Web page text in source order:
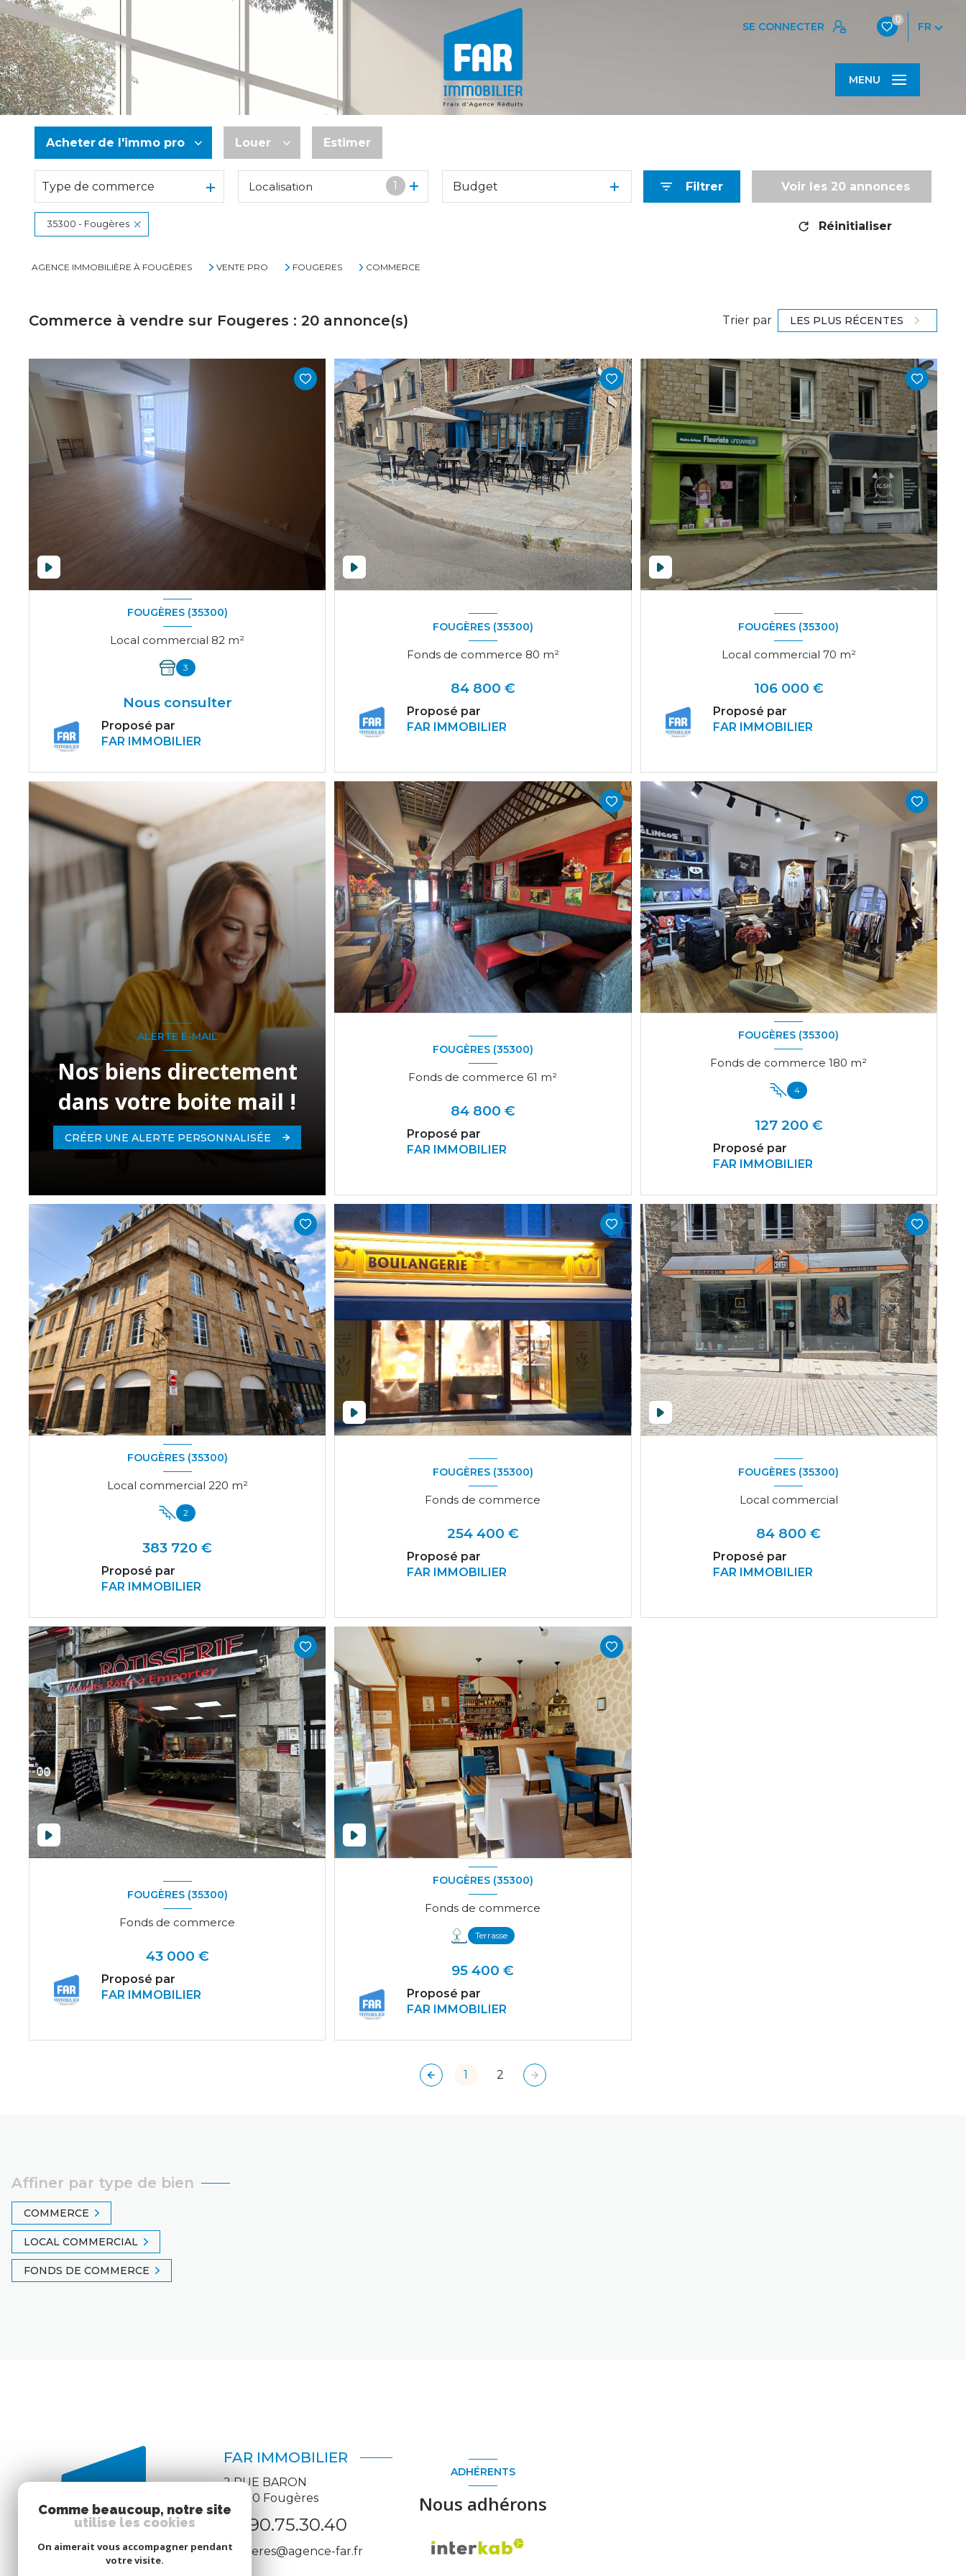
SE CONNECTER
0
FR
MENU
Acheter de l'immo pro
De l'ancien
De l'immo pro
Louer
à l'année
Estimer
Type de commerce 1
Localisation Budget Filtrer Voir les 20annonces
35300 - Fougères Réinitialiser
AGENCE IMMOBILIÈRE À FOUGÈRES VENTE PRO FOUGERES COMMERCE
Commerce à vendre sur Fougeres : 20 annonce(s) Trier par LES PLUS RÉCENTES
FOUGÈRES (35300)
Local commercial 82 m²
3
Nous consulter
Proposé par
FAR IMMOBILIER
VOIR LE BIEN
FOUGÈRES (35300)
Fonds de commerce 80 m²
84 800 €
Proposé par
FAR IMMOBILIER
FOUGÈRES (35300)
Local commercial 70 m²
106 000 €
Proposé par
FAR IMMOBILIER
ALERTE E-MAIL
Nos biens directement
dans votre boite mail !
CRÉER UNE ALERTE PERSONNALISÉE
FOUGÈRES (35300)
Fonds de commerce 61 m²
84 800 €
Proposé par
FAR IMMOBILIER
FOUGÈRES (35300)
Fonds de commerce 180 m²
4
127 200 €
Proposé par
FAR IMMOBILIER
VOIR LE BIEN
FOUGÈRES (35300)
Local commercial 220 m²
2
383 720 €
Proposé par
FAR IMMOBILIER
VOIR LE BIEN
FOUGÈRES (35300)
Fonds de commerce
254 400 €
Proposé par
FAR IMMOBILIER
FOUGÈRES (35300)
Local commercial
84 800 €
Proposé par
FAR IMMOBILIER
FOUGÈRES (35300)
Fonds de commerce
43 000 €
Proposé par
FAR IMMOBILIER
FOUGÈRES (35300)
Fonds de commerce
Terrasse
95 400 €
Proposé par
FAR IMMOBILIER
VOIR LE BIEN
1 2
Affiner par type de bien
COMMERCE
LOCAL COMMERCIAL
FONDS DE COMMERCE
FAR IMMOBILIER
2 RUE BARON
35300 Fougères
02.90.75.30.40
fougeres@agence-far.fr
ADHÉRENTS
Nous adhérons
Comme beaucoup, notre site
utilise les cookies
On aimerait vous accompagner pendant
votre visite.